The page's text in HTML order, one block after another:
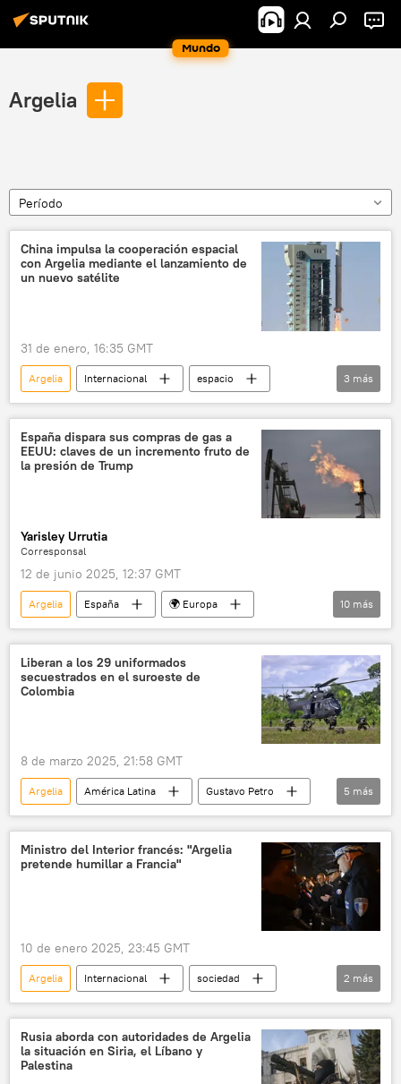
Mundo
Argelia
Período
China impulsa la cooperación espacial
con Argelia mediante el lanzamiento de
un nuevo satélite
31 de enero, 16:35 GMT
Argelia Internacional
espacio
Xi Jinping
China 🌏 Asia
3 más
España dispara sus compras de gas a
EEUU: claves de un incremento fruto de
la presión de Trump
Yarisley Urrutia
Corresponsal
12 de junio 2025, 12:37 GMT
Argelia España
🌍 Europa
💬 Opinión y Análisis
📈 Mercados y finanzas
Pedro Mouriño
Donald Trump
EEUU
Enagás
Comisión Europea
10 más
Liberan a los 29 uniformados
secuestrados en el suroeste de
Colombia
8 de marzo 2025, 21:58 GMT
Argelia América Latina
Gustavo Petro
Colombia
Cauca
seguridad
Organización de Estados Americanos (OEA)
ONU
5 más
Ministro del Interior francés: "Argelia
pretende humillar a Francia"
10 de enero 2025, 23:45 GMT
Argelia Internacional
sociedad
seguridad
Francia
2 más
Rusia aborda con autoridades de Argelia
la situación en Siria, el Líbano y
Palestina